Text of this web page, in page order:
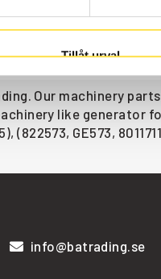
Tillåt urval
Our machinery
like generator
(822573, GE573,
info@batrading.se